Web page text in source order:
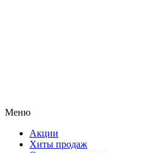
Меню
Акции
Хиты продаж